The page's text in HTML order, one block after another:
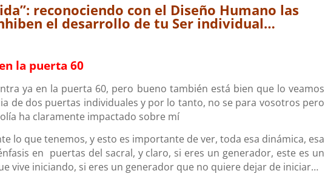
reconociendo con el Diseño Humano las
el desarrollo de tu Ser individual…
la puerta 60
ya en la puerta 60, pero bueno también está bien que lo veamos
de dos puertas individuales y por lo tanto, no se para vosotros pero
ha claramente impactado sobre mí
lo que tenemos, y esto es importante de ver, toda esa dinámica, esa
en puertas del sacral, y claro, si eres un generador, este es un
vive iniciando, si eres un generador que no quiere dejar de iniciar…